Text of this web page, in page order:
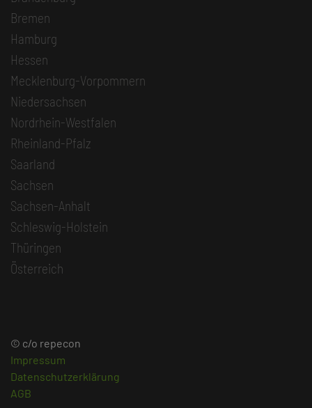
Bremen
Hamburg
Hessen
Mecklenburg-Vorpommern
Niedersachsen
Nordrhein-Westfalen
Rheinland-Pfalz
Saarland
Sachsen
Sachsen-Anhalt
Schleswig-Holstein
Thüringen
Österreich
© c/o repecon
Impressum
Datenschutzerklärung
AGB